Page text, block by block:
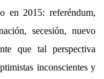
en 2015: referéndum,
secesión, nuevo
que tal perspectiva
inconscientes y